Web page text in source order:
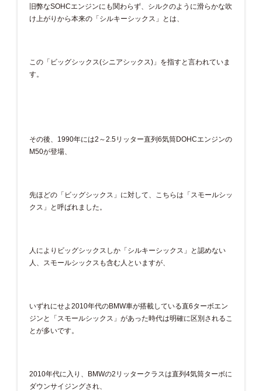
旧弊なSOHCエンジンにも関わらず、シルクのように滑らかな吹
け上がりから本来の「シルキーシックス」とは、
この「ビッグシックス(シニアシックス)」を指すと言われていま
す。
その後、1990年には2～2.5リッター直列6気筒DOHCエンジンの
M50が登場、
先ほどの「ビッグシックス」に対して、こちらは「スモールシッ
クス」と呼ばれました。
人によりビッグシックスしか「シルキーシックス」と認めない
人、スモールシックスも含む人といますが、
いずれにせよ2010年代のBMW車が搭載している直6ターボエン
ジンと「スモールシックス」があった時代は明確に区別されるこ
とが多いです。
2010年代に入り、BMWの2リッタークラスは直列4気筒ターボに
ダウンサイジングされ、